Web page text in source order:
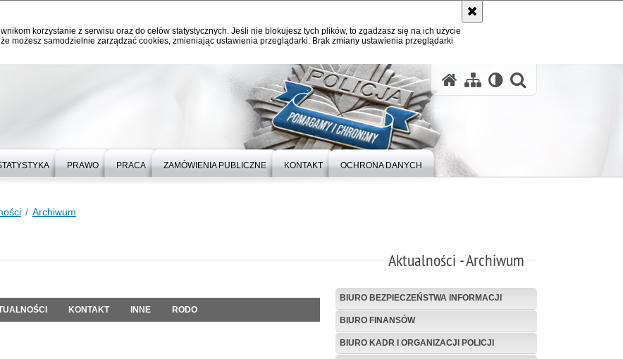
korzystanie z serwisu oraz do celów statystycznych. Jeśli nie blokujesz tych plików, to zgadzasz się na ich użycie
możesz samodzielnie zarządzać cookies, zmieniając ustawienia przeglądarki. Brak zmiany ustawienia przeglądarki
PRAWO PRACA ZAMÓWIENIA PUBLICZNE KONTAKT OCHRONA DANYCH
Archiwum
Aktualności - Archiwum
KONTAKT INNE RODO
BIURO BEZPIECZEŃSTWA INFORMACJI
BIURO FINANSÓW
BIURO KADR I ORGANIZACJI POLICJI